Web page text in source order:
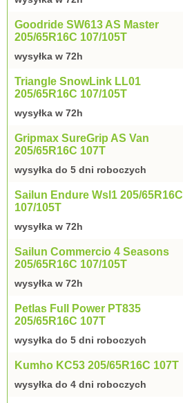
Goodride SW613 AS Master
205/65R16C 107/105T
wysyłka w 72h
Triangle SnowLink LL01
205/65R16C 107/105T
wysyłka w 72h
Gripmax SureGrip AS Van
205/65R16C 107T
wysyłka do 5 dni roboczych
Sailun Endure Wsl1 205/65R16C
107/105T
wysyłka w 72h
Sailun Commercio 4 Seasons
205/65R16C 107/105T
wysyłka w 72h
Petlas Full Power PT835
205/65R16C 107T
wysyłka do 5 dni roboczych
Kumho KC53 205/65R16C 107T
wysyłka do 4 dni roboczych